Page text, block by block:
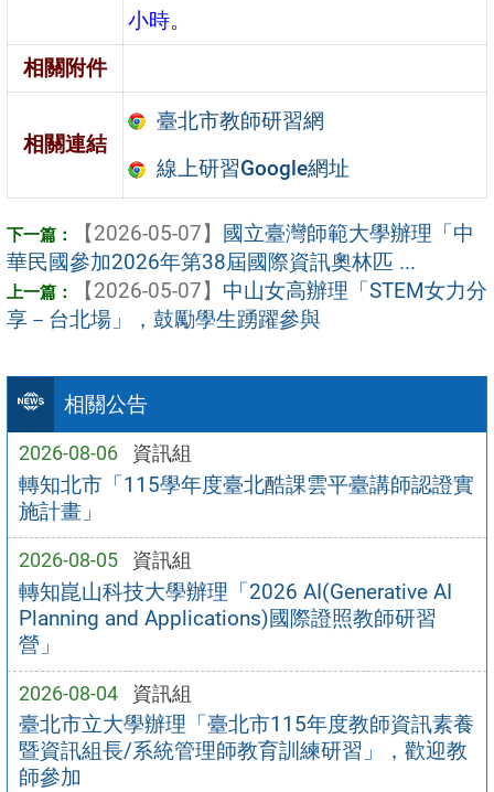
相關公告
2026-08-06 資訊組
轉知北市「115學年度臺北酷課雲平臺講師認證實
施計畫」
2026-08-05 資訊組
轉知崑山科技大學辦理「2026 AI(Generative AI
Planning and Applications)國際證照教師研習
營」
2026-08-04 資訊組
臺北市立大學辦理「臺北市115年度教師資訊素養
暨資訊組長/系統管理師教育訓練研習」，歡迎教
師參加
小時。
相關附件
相關連結
臺北市教師研習網
線上研習Google網址
【2026-05-07】 國立臺灣師範大學辦理「中
華民國參加2026年第38屆國際資訊奧林匹 ...
【2026-05-07】 中山女高辦理「STEM女力分
享－台北場」，鼓勵學生踴躍參與